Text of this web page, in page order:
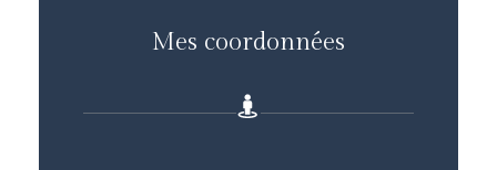
Mes coordonnées